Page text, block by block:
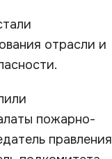
отрасли и
пожарно-
правления